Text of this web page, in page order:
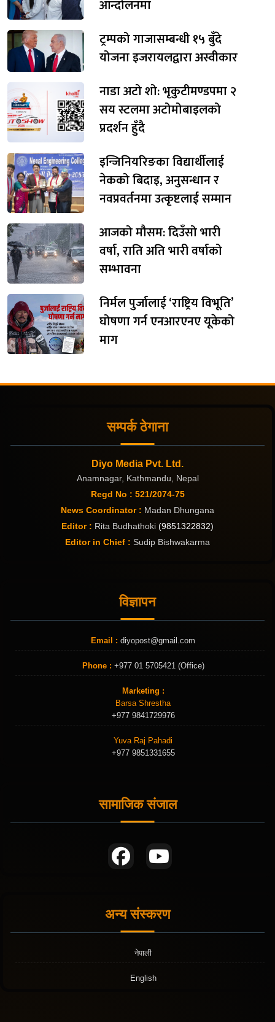
आन्दोलनमा
ट्रम्पको गाजासम्बन्धी १५ बुँदे
योजना इजरायलद्वारा अस्वीकार
नाडा अटो शो: भृकुटीमण्डपमा २
सय स्टलमा अटोमोबाइलको
प्रदर्शन हुँदै
इन्जिनियरिङका विद्यार्थीलाई
नेकको बिदाइ, अनुसन्धान र
नवप्रवर्तनमा उत्कृष्टलाई सम्मान
आजको मौसम: दिउँसो भारी
वर्षा, राति अति भारी वर्षाको
सम्भावना
निर्मल पुर्जालाई ‘राष्ट्रिय विभूति’
घोषणा गर्न एनआरएनए यूकेको
माग
सम्पर्क ठेगाना
Diyo Media Pvt. Ltd.
Anamnagar, Kathmandu, Nepal
Regd No : 521/2074-75
News Coordinator : Madan Dhungana
Editor : Rita Budhathoki (9851322832)
Editor in Chief : Sudip Bishwakarma
विज्ञापन
Email : diyopost@gmail.com
Phone : +977 01 5705421 (Office)
Marketing :
Barsa Shrestha
+977 9841729976
Yuva Raj Pahadi
+977 9851331655
सामाजिक संजाल
अन्य संस्करण
नेपाली
English